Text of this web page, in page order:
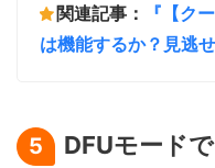
関連記事：
『【ク
は機能するか？見逃
5
DFUモード